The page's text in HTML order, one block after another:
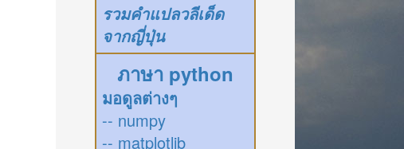
รวมคำแปลวลีเด็ด
จากญี่ปุ่น
ภาษา python
มอดูลต่างๆ
-- numpy
-- matplotlib